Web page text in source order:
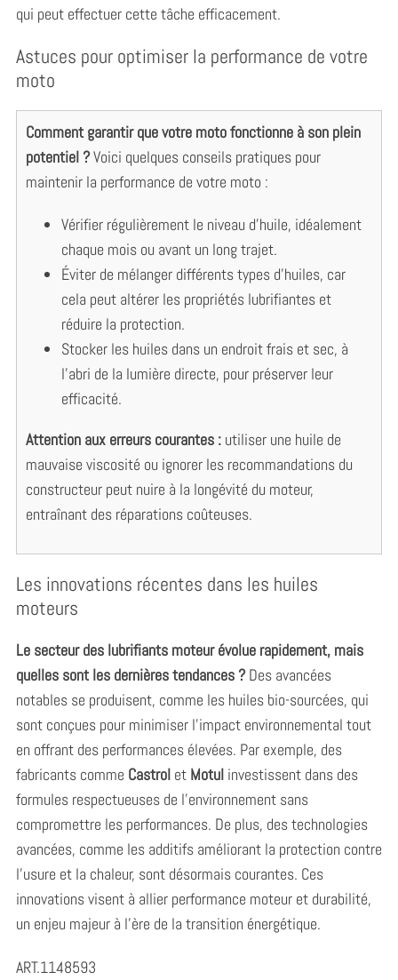
qui peut effectuer cette tâche efficacement.
Astuces pour optimiser la performance de votre
moto
Comment garantir que votre moto fonctionne à son plein
potentiel ?Voici quelques conseils pratiques pour
maintenir la performance de votre moto :
Vérifier régulièrement le niveau d’huile, idéalement
chaque mois ou avant un long trajet.
Éviter de mélanger différents types d’huiles, car
cela peut altérer les propriétés lubrifiantes et
réduire la protection.
Stocker les huiles dans un endroit frais et sec, à
l’abri de la lumière directe, pour préserver leur
efficacité.
Attention aux erreurs courantes :utiliser une huile de
mauvaise viscosité ou ignorer les recommandations du
constructeur peut nuire à la longévité du moteur,
entraînant des réparations coûteuses.
Les innovations récentes dans les huiles
moteurs
Le secteur des lubrifiants moteur évolue rapidement, mais
quelles sont les dernières tendances ?Des avancées
notables se produisent, comme les huiles bio-sourcées, qui
sont conçues pour minimiser l’impact environnemental tout
en offrant des performances élevées. Par exemple, des
fabricants comme Castrolet Motulinvestissent dans des
formules respectueuses de l’environnement sans
compromettre les performances. De plus, des technologies
avancées, comme les additifs améliorant la protection contre
l’usure et la chaleur, sont désormais courantes. Ces
innovations visent à allier performance moteur et durabilité,
un enjeu majeur à l’ère de la transition énergétique.
ART.1148593